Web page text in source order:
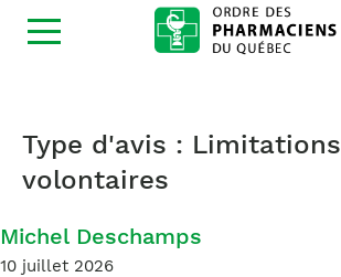
Ouvrir
la
Type d'avis : Limitations
volontaires
Michel Deschamps
10 juillet 2026